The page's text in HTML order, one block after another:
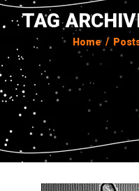
TAG
Home /